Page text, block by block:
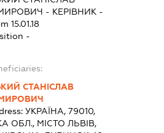
- КЕРІВНИК -
15.01.18
-
СТАНІСЛАВ
УКРАЇНА, 79010,
ОБЛ., МІСТО ЛЬВІВ,